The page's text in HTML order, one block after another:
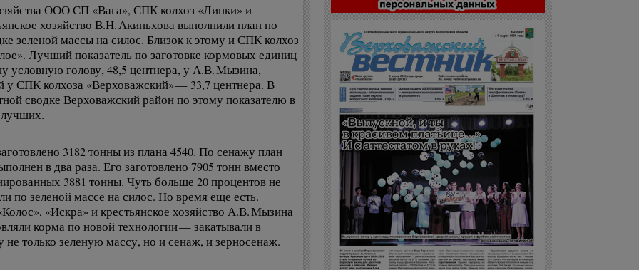
ООО СП «Вага», СПК колхоз «Липки» и
хозяйство В.Н. Акиньхова выполнили план по
зеленой массы на силос. Близок к этому и СПК колхоз
Лучший показатель по заготовке кормовых единиц
условную голову, 48,5 центнера, у А.В. Мызина,
у СПК колхоза «Верховажский» — 33,7 центнера. В
сводке Верховажский район по этому показателю в
3182 тонны из плана 4540. По сенажу план
в два раза. Его заготовлено 7905 тонн вместо
3881 тонны. Чуть больше 20 процентов не
по зеленой массе на силос. Но время еще есть.
«Искра» и крестьянское хозяйство А.В. Мызина
корма по новой технологии — закатывали в
не только зеленую массу, но и сенаж, и зерносенаж.